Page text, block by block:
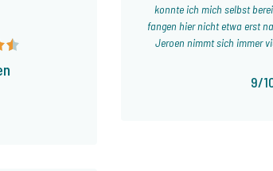
konnte ich mich selbst
fangen hier nicht etwa erst
Jeroen nimmt sich immer
unkompliziert und ist
Jahr
9/